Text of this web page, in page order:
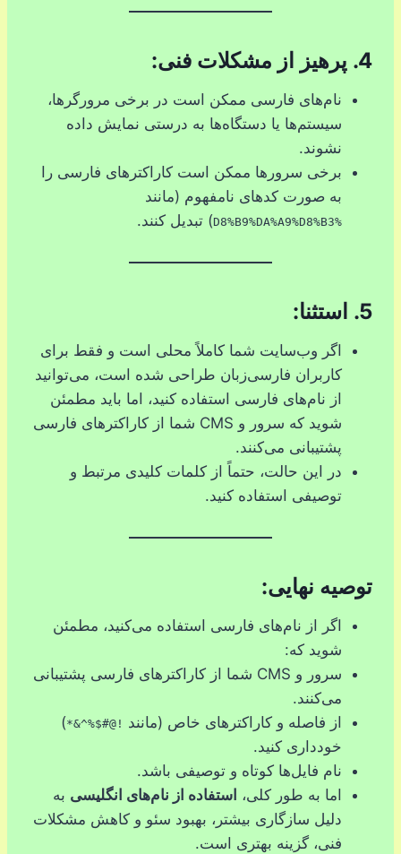
4. پرهیز از مشکلات فنی:
نام‌های فارسی ممکن است در برخی مرورگرها،
سیستم‌ها یا دستگاه‌ها به درستی نمایش داده
نشوند.
برخی سرورها ممکن است کاراکترهای فارسی را
به صورت کدهای نامفهوم (مانند
%D8%B9%DA%A9%D8%B3 ) تبدیل کنند.
5. استثنا:
اگر وب‌سایت شما کاملاً محلی است و فقط برای
کاربران فارسی‌زبان طراحی شده است، می‌توانید
از نام‌های فارسی استفاده کنید، اما باید مطمئن
شوید که سرور و CMS شما از کاراکترهای فارسی
پشتیبانی می‌کنند.
در این حالت، حتماً از کلمات کلیدی مرتبط و
توصیفی استفاده کنید.
توصیه نهایی:
اگر از نام‌های فارسی استفاده می‌کنید، مطمئن
شوید که:
سرور و CMS شما از کاراکترهای فارسی پشتیبانی
می‌کنند.
از فاصله و کاراکترهای خاص (مانند !@#$%^&*
)
خودداری کنید.
نام فایل‌ها کوتاه و توصیفی باشد.
اما به طور کلی، استفاده از نام‌های انگلیسی به
دلیل سازگاری بیشتر، بهبود سئو و کاهش مشکلات
فنی، گزینه بهتری است.